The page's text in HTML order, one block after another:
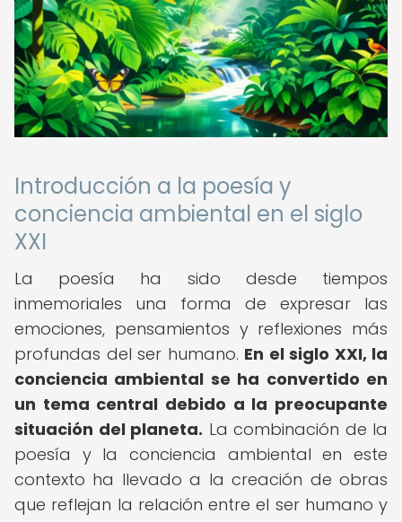
Introducción a la poesía y
conciencia ambiental en el siglo
XXI
La poesía ha sido desde tiempos
inmemoriales una forma de expresar las
emociones, pensamientos y reflexiones más
profundas del ser humano. En el siglo XXI, la
conciencia ambiental se ha convertido en
un tema central debido a la preocupante
situación del planeta. La combinación de la
poesía y la conciencia ambiental en este
contexto ha llevado a la creación de obras
que reflejan la relación entre el ser humano y